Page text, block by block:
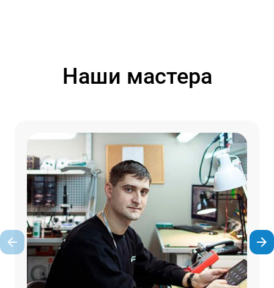
Наши мастера